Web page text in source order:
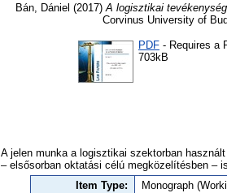
Bán, Dániel (2017) A logisztikai
Corvinus University of
PDF - Requires a
703kB
A jelen munka a logisztikai szektorban
– elsősorban oktatási célú megközelítésben –
Item Type:
Monograph